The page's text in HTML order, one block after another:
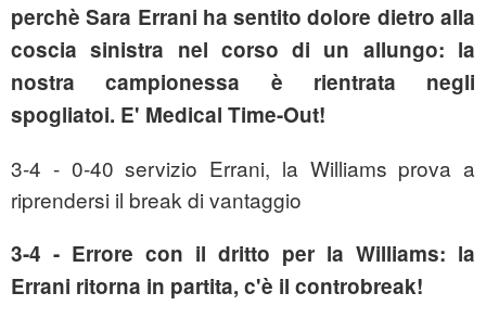
perchè Sara Errani ha sentito dolore dietro alla
coscia sinistra nel corso di un allungo: la
nostra campionessa è rientrata negli
spogliatoi. E' Medical Time-Out!
3-4 - 0-40 servizio Errani, la Williams prova a
riprendersi il break di vantaggio
3-4 - Errore con il dritto per la Williams: la
Errani ritorna in partita, c'è il controbreak!